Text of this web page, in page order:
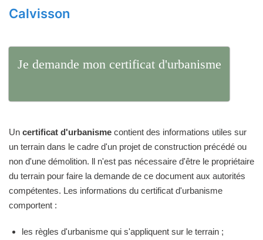
Calvisson
Je demande mon certificat d'urbanisme
Un certificat d'urbanisme contient des informations utiles sur
un terrain dans le cadre d'un projet de construction précédé ou
non d'une démolition. ll n'est pas nécessaire d'être le propriétaire
du terrain pour faire la demande de ce document aux autorités
compétentes. Les informations du certificat d'urbanisme
comportent :
les règles d'urbanisme qui s'appliquent sur le terrain ;